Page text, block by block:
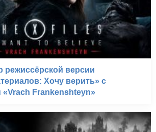
режиссёрской версии
Хочу верить» с
«Vrach Frankenshteyn»